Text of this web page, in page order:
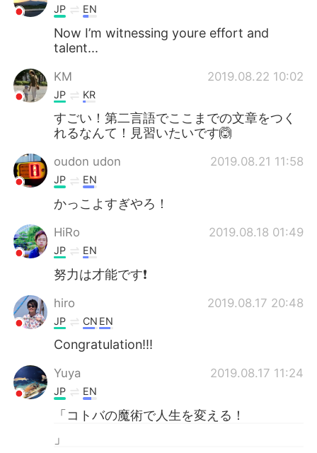
JP EN
Now I’m witnessing youre effort and
talent...
KM 2019.08.22 10:02
JP KR
すごい！第二言語でここまでの文章をつく
れるなんて！見習いたいです🙆
oudon udon 2019.08.21 11:58
JP EN
かっこよすぎやろ！
HiRo 2019.08.18 01:49
JP EN
努力は才能です❗
hiro 2019.08.17 20:48
JP CN EN
Congratulation!!!
Yuya 2019.08.17 11:24
JP EN
「コトバの魔術で人生を変える！
」